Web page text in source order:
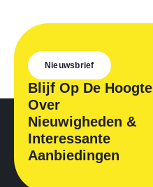
Nieuwsbrief
Blijf Op De Hoogte
Over
Nieuwigheden &
Interessante
Aanbiedingen